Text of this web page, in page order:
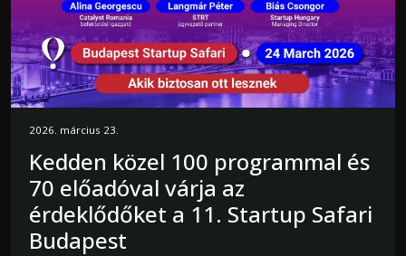
2026. március 23.
Kedden közel 100 programmal és
70 előadóval várja az
érdeklődőket a 11. Startup Safari
Budapest